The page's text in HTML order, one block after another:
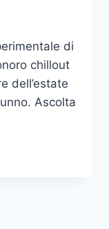
di
chillout
dell’estate
Ascolta